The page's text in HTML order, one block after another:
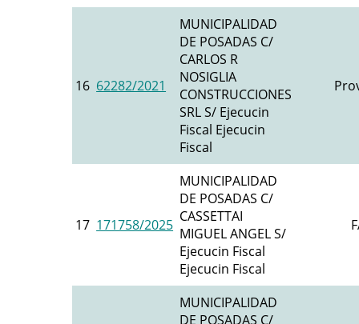
16 62282/2021
MUNICIPALIDAD
DE POSADAS C/
CARLOS R
NOSIGLIA
CONSTRUCCIONES
SRL S/ Ejecucin
Fiscal Ejecucin
Fiscal
17 171758/2025
MUNICIPALIDAD
DE POSADAS C/
CASSETTAI
MIGUEL ANGEL S/
Ejecucin Fiscal
Ejecucin Fiscal
MUNICIPALIDAD
DE POSADAS C/